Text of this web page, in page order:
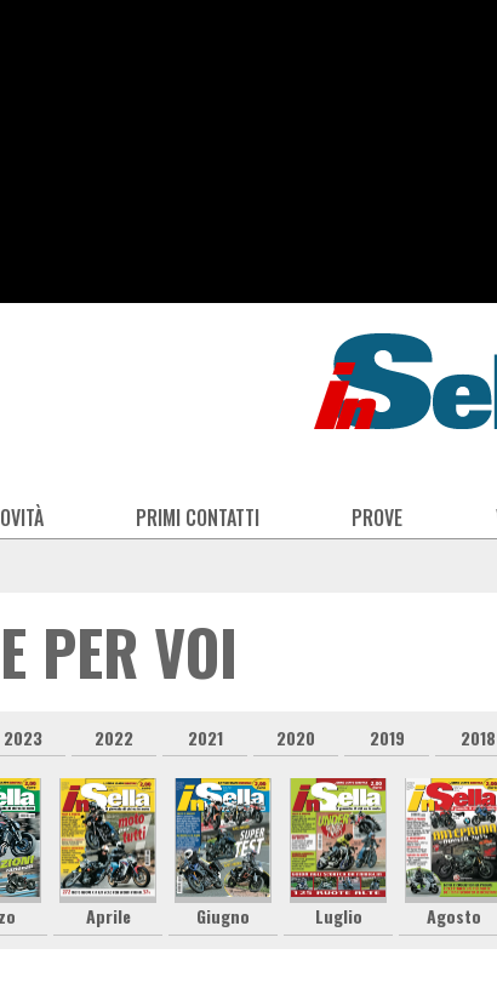
PRIMI CONTATTI PROVE
PER VOI
2023 2022 2021 2020 2019 2018
Aprile Giugno Luglio Agosto